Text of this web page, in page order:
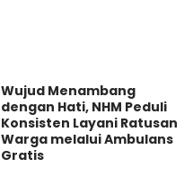
Wujud Menambang
dengan Hati, NHM Peduli
Konsisten Layani Ratusan
Warga melalui Ambulans
Gratis